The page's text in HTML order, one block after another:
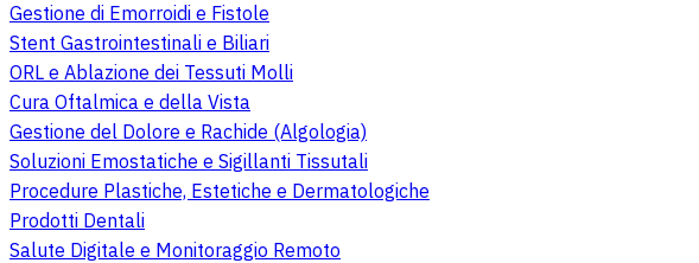
Gestione di Emorroidi e Fistole
Stent Gastrointestinali e Biliari
ORL e Ablazione dei Tessuti Molli
Cura Oftalmica e della Vista
Gestione del Dolore e Rachide (Algologia)
Soluzioni Emostatiche e Sigillanti Tissutali
Procedure Plastiche, Estetiche e Dermatologiche
Prodotti Dentali
Salute Digitale e Monitoraggio Remoto